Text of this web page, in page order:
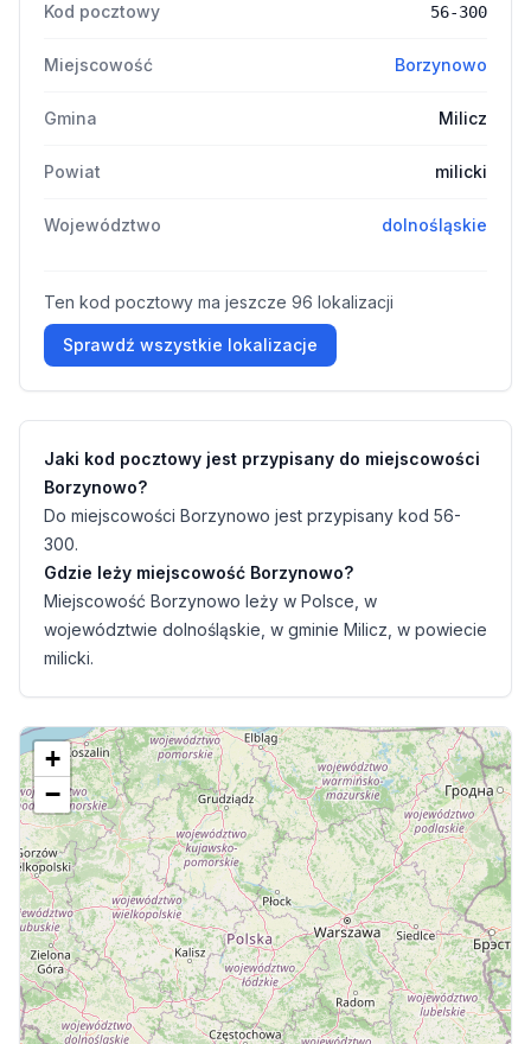
Kod pocztowy 56-300
Miejscowość Borzynowo
Gmina Milicz
Powiat milicki
Województwo dolnośląskie
Ten kod pocztowy ma jeszcze 96 lokalizacji
Sprawdź wszystkie lokalizacje
Jaki kod pocztowy jest przypisany do miejscowości
Borzynowo?
Do miejscowości Borzynowo jest przypisany kod 56-
300.
Gdzie leży miejscowość Borzynowo?
Miejscowość Borzynowo leży w Polsce, w
województwie dolnośląskie, w gminie Milicz, w powiecie
milicki.
+
−